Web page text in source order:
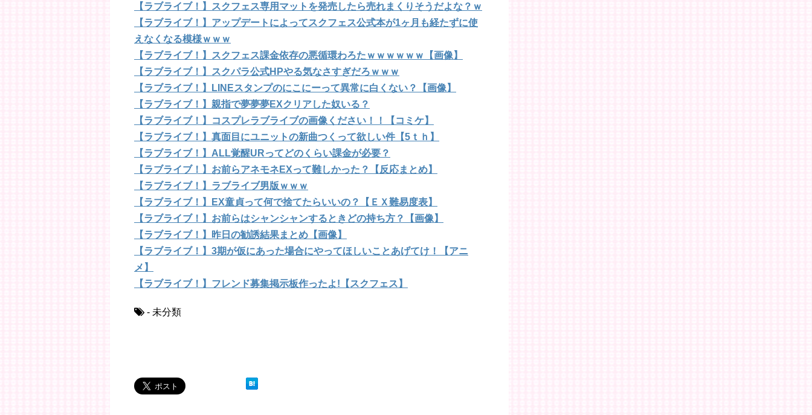
【ラブライブ！】スクフェス専用マットを発売したら売れまくりそうだよな？ｗ
【ラブライブ！】アップデートによってスクフェス公式本が1ヶ月も経たずに使
えなくなる模様ｗｗｗ
【ラブライブ！】スクフェス課金依存の悪循環わろたｗｗｗｗｗｗ【画像】
【ラブライブ！】スクパラ公式HPやる気なさすぎだろｗｗｗ
【ラブライブ！】LINEスタンプのにこにーって異常に白くない？【画像】
【ラブライブ！】親指で夢夢夢EXクリアした奴いる？
【ラブライブ！】コスプレラブライブの画像ください！！【コミケ】
【ラブライブ！】真面目にユニットの新曲つくって欲しい件【5ｔｈ】
【ラブライブ！】ALL覚醒URってどのくらい課金が必要？
【ラブライブ！】お前らアネモネEXって難しかった？【反応まとめ】
【ラブライブ！】ラブライブ男版ｗｗｗ
【ラブライブ！】EX童貞って何で捨てたらいいの？【ＥＸ難易度表】
【ラブライブ！】お前らはシャンシャンするときどの持ち方？【画像】
【ラブライブ！】昨日の勧誘結果まとめ【画像】
【ラブライブ！】3期が仮にあった場合にやってほしいことあげてけ！【アニ
メ】
【ラブライブ！】フレンド募集掲示板作ったよ!【スクフェス】
- 未分類